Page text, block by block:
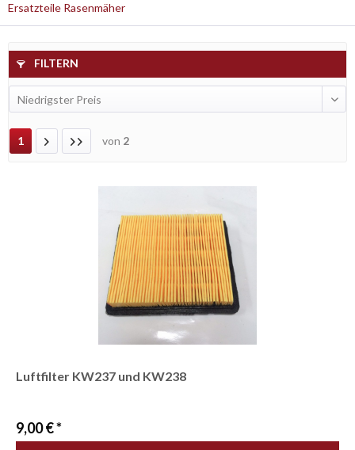
KOMPRESSOREN
STROMGENERATOREN
ALLGEMEIN
Ersatzteile Rasenmäher
FILTERN
1 von 2
Luftfilter KW237 und KW238
9,00 € *